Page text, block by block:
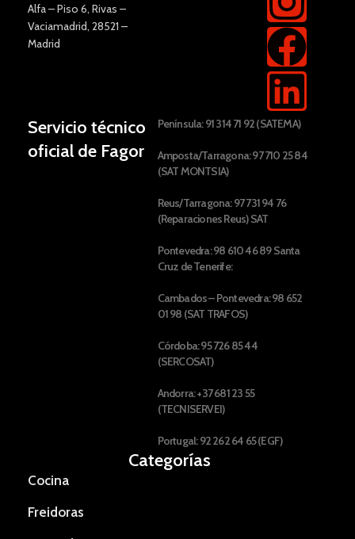
Alfa – Piso 6, Rivas –
Vaciamadrid, 28521 –
Madrid
Servicio técnico
oficial de Fagor
Península: 91 314 71 92 (SATEMA)
Amposta/Tarragona: 97 710 25 84
(SAT MONTSIA)
Reus/Tarragona: 97 731 94 76
(Reparaciones Reus) SAT
Pontevedra: 98 610 46 89 Santa
Cruz de Tenerife:
Cambados – Pontevedra: 98 652
01 98 (SAT TRAFOS)
Córdoba: 95 726 85 44
(SERCOSAT)
Andorra: +37 681 23 55
(TECNISERVEI)
Portugal: 92 262 64 65 (EGF)
Categorías
Cocina
Freidoras